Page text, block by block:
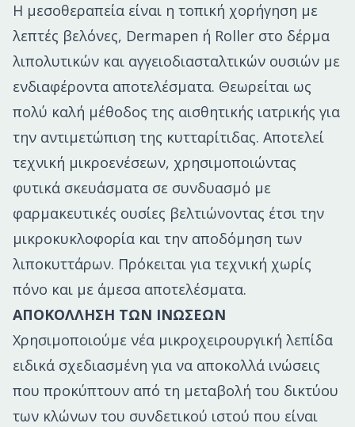
Η μεσοθεραπεία είναι η τοπική χορήγηση με
λεπτές βελόνες, Dermapen ή Roller στο δέρμα
λιπολυτικών και αγγειοδιασταλτικών ουσιών με
ενδιαφέροντα αποτελέσματα. Θεωρείται ως
πολύ καλή μέθοδος της αισθητικής ιατρικής για
την αντιμετώπιση της κυτταρίτιδας. Αποτελεί
τεχνική μικροενέσεων, χρησιμοποιώντας
φυτικά σκευάσματα σε συνδυασμό με
φαρμακευτικές ουσίες βελτιώνοντας έτσι την
μικροκυκλοφορία και την αποδόμηση των
λιποκυττάρων. Πρόκειται για τεχνική χωρίς
πόνο και με άμεσα αποτελέσματα.
ΑΠΟΚΟΛΛΗΣΗ ΤΩΝ ΙΝΩΣΕΩΝ
Χρησιμοποιούμε νέα μικροχειρουργική λεπίδα
ειδικά σχεδιασμένη για να αποκολλά ινώσεις
που προκύπτουν από τη μεταβολή του δικτύου
των κλώνων του συνδετικού ιστού που είναι